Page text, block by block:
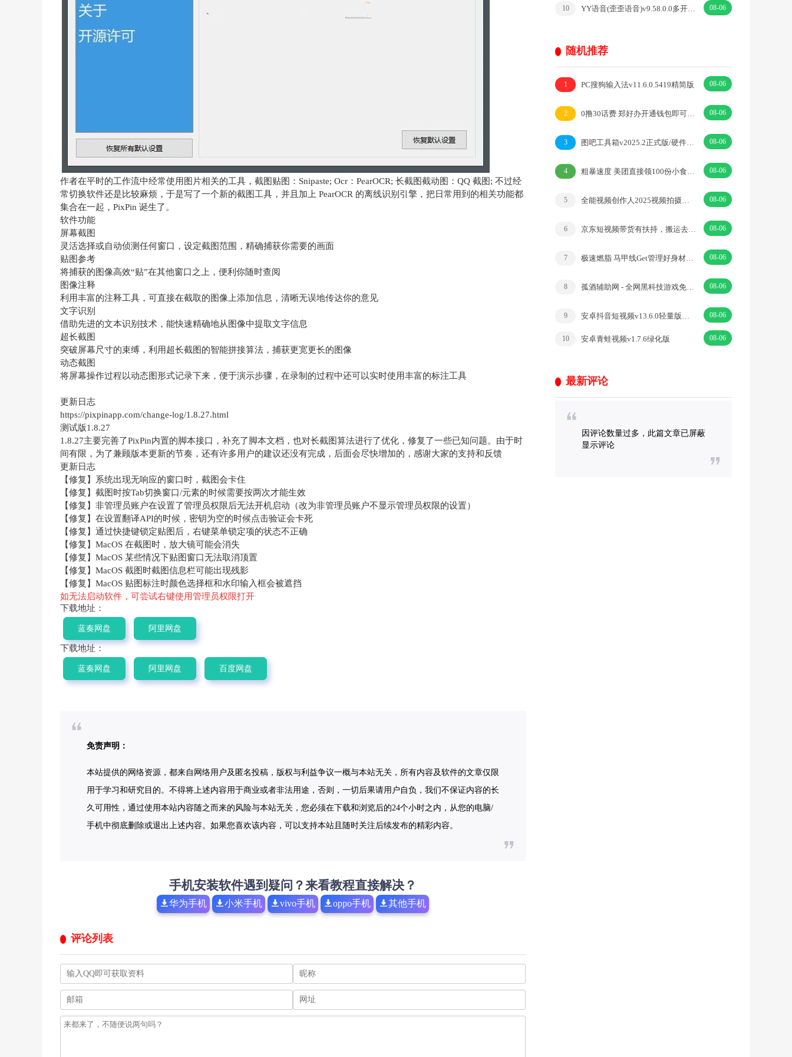
作者在平时的工作流中经常使用图片相关的工具，截图贴图：Snipaste; Ocr：PearOCR; 长截图截动图：QQ 截图; 不过经
常切换软件还是比较麻烦，于是写了一个新的截图工具，并且加上 PearOCR 的离线识别引擎，把日常用到的相关功能都
集合在一起，PixPin 诞生了。
软件功能
屏幕截图
灵活选择或自动侦测任何窗口，设定截图范围，精确捕获你需要的画面
贴图参考
将捕获的图像高效“贴”在其他窗口之上，便利你随时查阅
图像注释
利用丰富的注释工具，可直接在截取的图像上添加信息，清晰无误地传达你的意见
文字识别
借助先进的文本识别技术，能快速精确地从图像中提取文字信息
超长截图
突破屏幕尺寸的束缚，利用超长截图的智能拼接算法，捕获更宽更长的图像
动态截图
将屏幕操作过程以动态图形式记录下来，便于演示步骤，在录制的过程中还可以实时使用丰富的标注工具
更新日志
https://pixpinapp.com/change-log/1.8.27.html
测试版1.8.27
1.8.27主要完善了PixPin内置的脚本接口，补充了脚本文档，也对长截图算法进行了优化，修复了一些已知问题。由于时
间有限，为了兼顾版本更新的节奏，还有许多用户的建议还没有完成，后面会尽快增加的，感谢大家的支持和反馈
更新日志
【修复】系统出现无响应的窗口时，截图会卡住
【修复】截图时按Tab切换窗口/元素的时候需要按两次才能生效
【修复】非管理员账户在设置了管理员权限后无法开机启动（改为非管理员账户不显示管理员权限的设置）
【修复】在设置翻译API的时候，密钥为空的时候点击验证会卡死
【修复】通过快捷键锁定贴图后，右键菜单锁定项的状态不正确
【修复】MacOS 在截图时，放大镜可能会消失
【修复】MacOS 某些情况下贴图窗口无法取消顶置
【修复】MacOS 截图时截图信息栏可能出现残影
【修复】MacOS 贴图标注时颜色选择框和水印输入框会被遮挡
如无法启动软件，可尝试右键使用管理员权限打开
下载地址：
蓝奏网盘 阿里网盘
下载地址：
蓝奏网盘 阿里网盘 百度网盘
免责声明：
本站提供的网络资源，都来自网络用户及匿名投稿，版权与利益争议一概与本站无关，所有内容及软件的文章仅限
用于学习和研究目的。不得将上述内容用于商业或者非法用途，否则，一切后果请用户自负，我们不保证内容的长
久可用性，通过使用本站内容随之而来的风险与本站无关，您必须在下载和浏览后的24个小时之内，从您的电脑/
手机中彻底删除或退出上述内容。如果您喜欢该内容，可以支持本站且随时关注后续发布的精彩内容。
手机安装软件遇到疑问？来看教程直接解决？
华为手机 小米手机 vivo手机 oppo手机 其他手机
评论列表
10 YY语音(歪歪语音)v9.58.0.0多开去广告绿色版 08-06
随机推荐
1 PC搜狗输入法v11.6.0.5419精简版 08-06
2 0撸30话费 郑好办开通钱包即可领取 08-06
3 图吧工具箱v2025.2正式版/硬件检测工具集合 08-06
4 粗暴速度 美团直接领100份小食品券 10张自取90张赠送 08-06
5 全能视频创作人2025视频拍摄剪辑编导运营创作 08-06
6 京东短视频带货有扶持，搬运去重，可积累长期项目，轻松200 08-06
7 极速燃脂 马甲线Get管理好身材健身锻炼 08-06
8 孤酒辅助网 - 全网黑科技游戏免费辅助网 08-06
9 安卓抖音短视频v13.6.0轻量版只有5m大小 08-06
10 安卓青蛙视频v1.7.6绿化版 08-06
最新评论
因评论数量过多，此篇文章已屏蔽
显示评论